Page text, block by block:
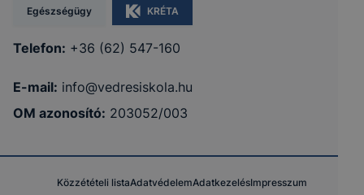
Egészségügy KRÉTA
Telefon: +36 (62) 547-160
E-mail: info@vedresiskola.hu
OM azonosító: 203052/003
Közzétételi listaAdatvédelemAdatkezelésImpresszum